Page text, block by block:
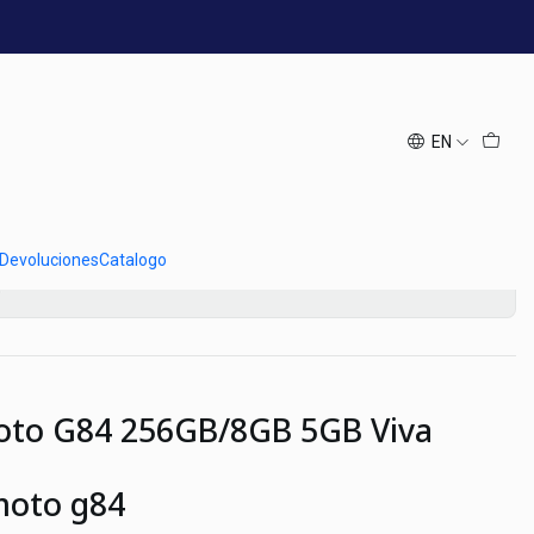
EN
Catalogo
G84 256GB8GB 5GB
G84 256GB/8GB 5GB Viva